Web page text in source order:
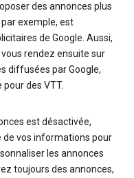
des annonces plus
par exemple, est
de Google. Aussi,
rendez ensuite sur
diffusées par Google,
des VTT.
est désactivée,
de vos informations pour
les annonces
toujours des annonces,